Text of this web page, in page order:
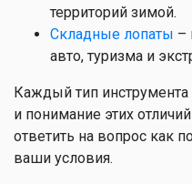
территорий зимой.
Складные лопаты –
авто, туризма и
Каждый тип
и понимание этих
ответить на вопрос как
ваши условия.